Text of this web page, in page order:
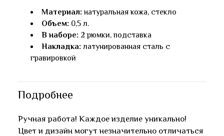
Материал: натуральная кожа, стекло
Объем: 0,5 л.
В наборе: 2 рюмки, подставка
Накладка: латунированная сталь с
гравировкой
Подробнее
Ручная работа! Каждое изделие уникально!
Цвет и дизайн могут незначительно отличаться